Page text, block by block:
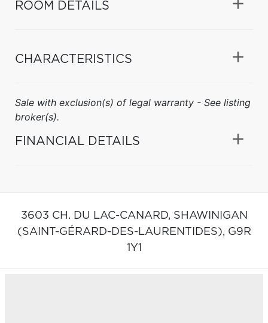
ROOM DETAILS
CHARACTERISTICS
Sale with exclusion(s) of legal warranty - See listing
broker(s).
FINANCIAL DETAILS
3603 CH. DU LAC-CANARD, SHAWINIGAN
(SAINT-GÉRARD-DES-LAURENTIDES), G9R
1Y1